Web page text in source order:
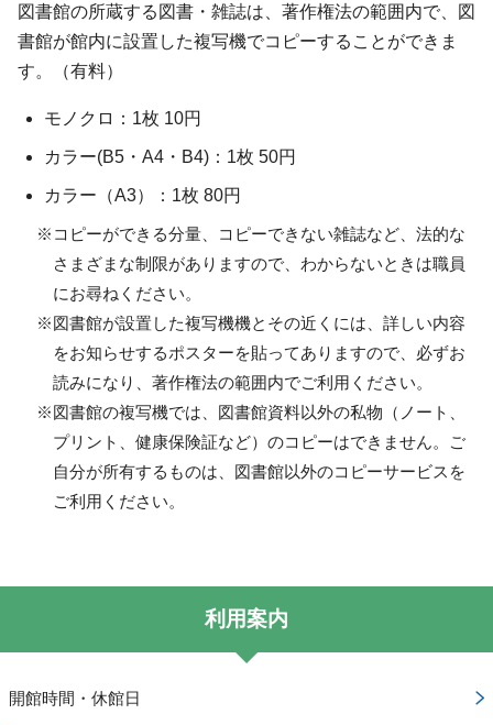
図書館の所蔵する図書・雑誌は、著作権法の範囲内で、図
書館が館内に設置した複写機でコピーすることができま
す。（有料）
モノクロ：1枚 10円
カラー(B5・A4・B4)：1枚 50円
カラー（A3）：1枚 80円
※コピーができる分量、コピーできない雑誌など、法的な
さまざまな制限がありますので、わからないときは職員
にお尋ねください。
※図書館が設置した複写機機とその近くには、詳しい内容
をお知らせするポスターを貼ってありますので、必ずお
読みになり、著作権法の範囲内でご利用ください。
※図書館の複写機では、図書館資料以外の私物（ノート、
プリント、健康保険証など）のコピーはできません。ご
自分が所有するものは、図書館以外のコピーサービスを
ご利用ください。
利用案内
開館時間・休館日